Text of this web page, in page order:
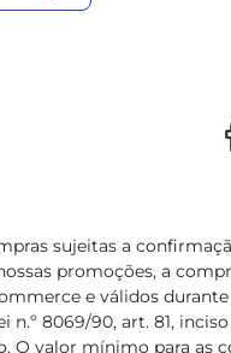
sujeitas a
promoções, a
e válidos
8069/90, art. 81,
O valor mínimo para as